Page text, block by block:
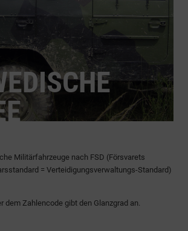
Militärfahrzeuge nach FSD (Försvarets
= Verteidigungsverwaltungs-Standard)
dem Zahlencode gibt den Glanzgrad an.